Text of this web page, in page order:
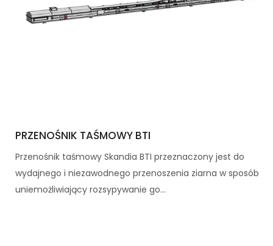
PRZENOŚNIK TAŚMOWY BTI
Przenośnik taśmowy Skandia BTI przeznaczony jest do
wydajnego i niezawodnego przenoszenia ziarna w sposób
uniemożliwiający rozsypywanie go...